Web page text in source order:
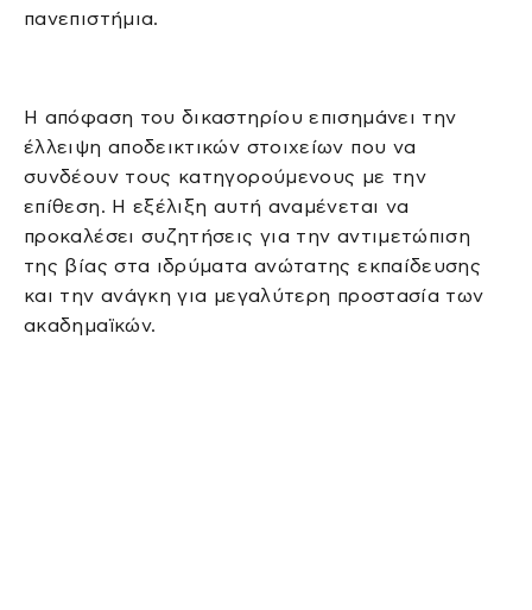
πανεπιστήμια.
Η απόφαση του δικαστηρίου επισημάνει την
έλλειψη αποδεικτικών στοιχείων που να
συνδέουν τους κατηγορούμενους με την
επίθεση. Η εξέλιξη αυτή αναμένεται να
προκαλέσει συζητήσεις για την αντιμετώπιση
της βίας στα ιδρύματα ανώτατης εκπαίδευσης
και την ανάγκη για μεγαλύτερη προστασία των
ακαδημαϊκών.